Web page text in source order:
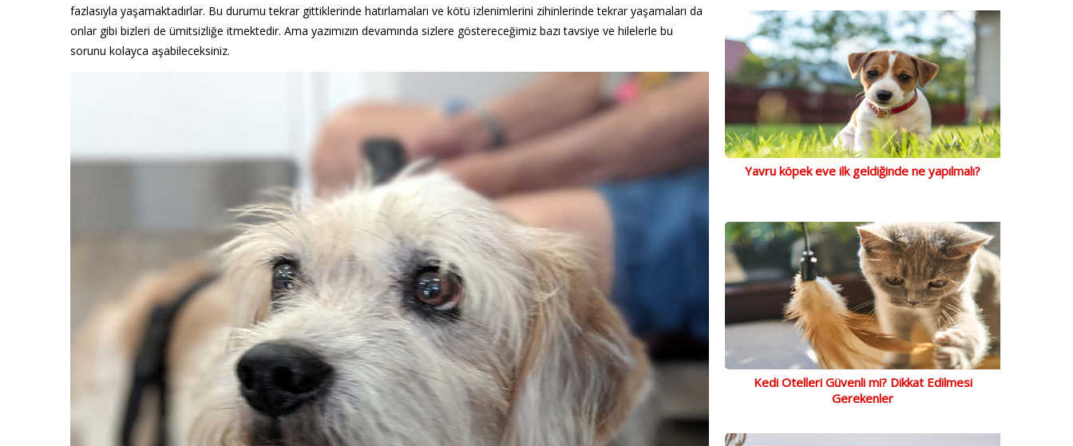
fazlasıyla yaşamaktadırlar. Bu durumu tekrar gittiklerinde hatırlamaları ve kötü izlenimlerini zihinlerinde tekrar yaşamaları da
onlar gibi bizleri de ümitsizliğe itmektedir. Ama yazımızın devamında sizlere göstereceğimiz bazı tavsiye ve hilelerle bu
sorunu kolayca aşabileceksiniz.
Yavru köpek eve ilk geldiğinde ne yapılmalı?
Kedi Otelleri Güvenli mi? Dikkat Edilmesi
Gerekenler